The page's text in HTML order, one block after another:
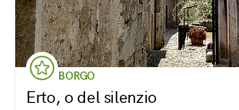
BORGO
Erto, o del silenzio